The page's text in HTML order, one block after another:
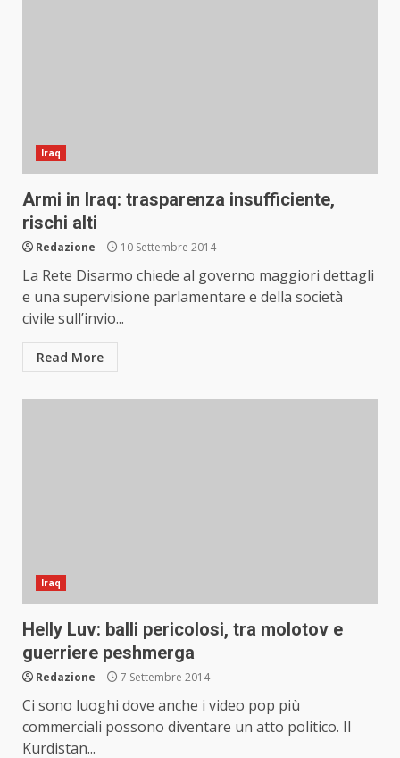
Iraq
Armi in Iraq: trasparenza insufficiente,
rischi alti
Redazione 10 Settembre 2014
La Rete Disarmo chiede al governo maggiori dettagli
e una supervisione parlamentare e della società
civile sull’invio...
Read More
Iraq
Helly Luv: balli pericolosi, tra molotov e
guerriere peshmerga
Redazione 7 Settembre 2014
Ci sono luoghi dove anche i video pop più
commerciali possono diventare un atto politico. Il
Kurdistan...